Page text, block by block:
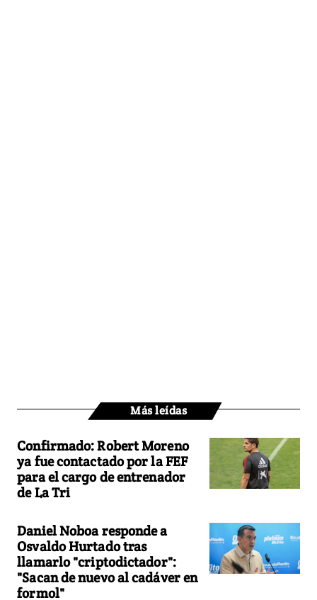
Más leídas
Confirmado: Robert Moreno
ya fue contactado por la FEF
para el cargo de entrenador
de La Tri
Daniel Noboa responde a
Osvaldo Hurtado tras
llamarlo "criptodictador":
"Sacan de nuevo al cadáver en
formol"